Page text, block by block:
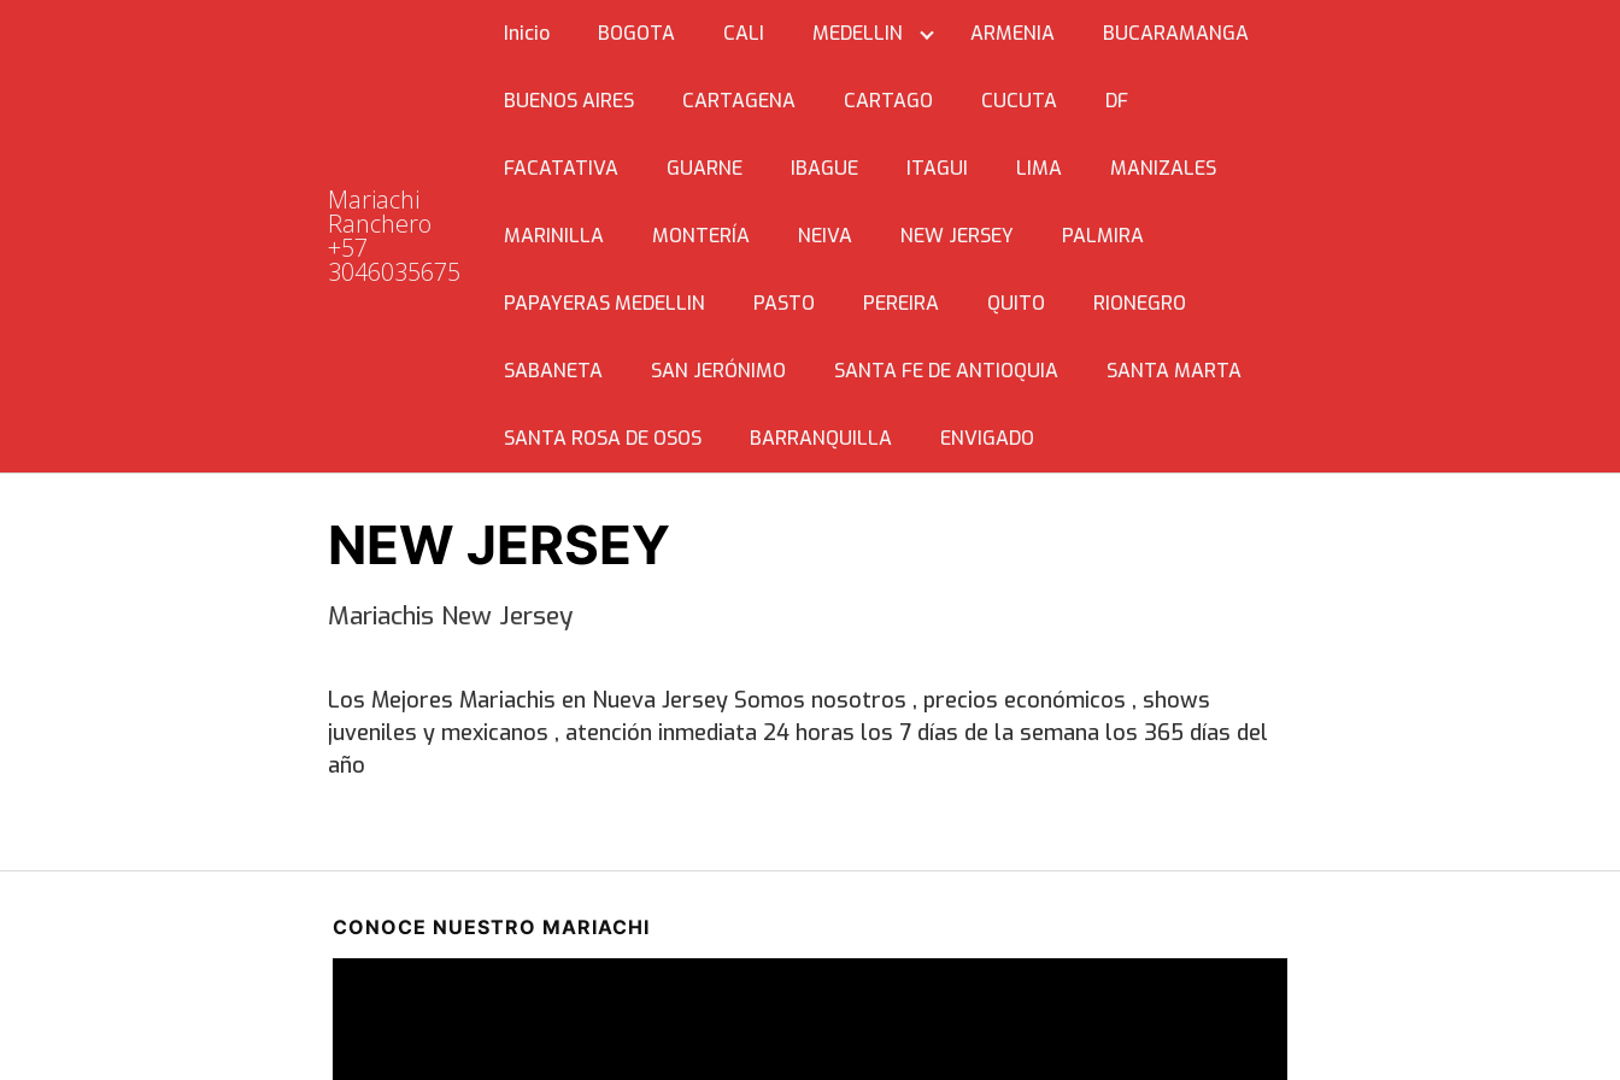
Mariachi
Ranchero
+57
3046035675
Inicio BOGOTA CALI MEDELLIN ARMENIA BUCARAMANGA
BUENOS AIRES CARTAGENA CARTAGO CUCUTA DF
FACATATIVA GUARNE IBAGUE ITAGUI LIMA MANIZALES
MARINILLA MONTERÍA NEIVA NEW JERSEY PALMIRA
PAPAYERAS MEDELLIN PASTO PEREIRA QUITO RIONEGRO
SABANETA SAN JERÓNIMO SANTA FE DE ANTIOQUIA SANTA MARTA
SANTA ROSA DE OSOS BARRANQUILLA ENVIGADO
NEW JERSEY
Mariachis New Jersey
Los Mejores Mariachis en Nueva Jersey Somos nosotros , precios económicos , shows
juveniles y mexicanos , atención inmediata 24 horas los 7 días de la semana los 365 días del
año
CONOCE NUESTRO MARIACHI